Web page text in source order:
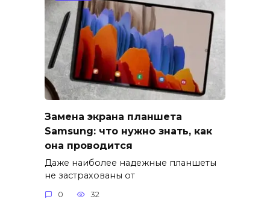
Замена экрана планшета
Samsung: что нужно знать, как
она проводится
Даже наиболее надежные планшеты
не застрахованы от
0 32